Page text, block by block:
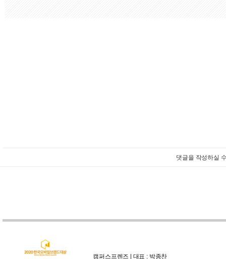
댓글을 작성하실
캠퍼스프렌즈 | 대표 : 박종찬